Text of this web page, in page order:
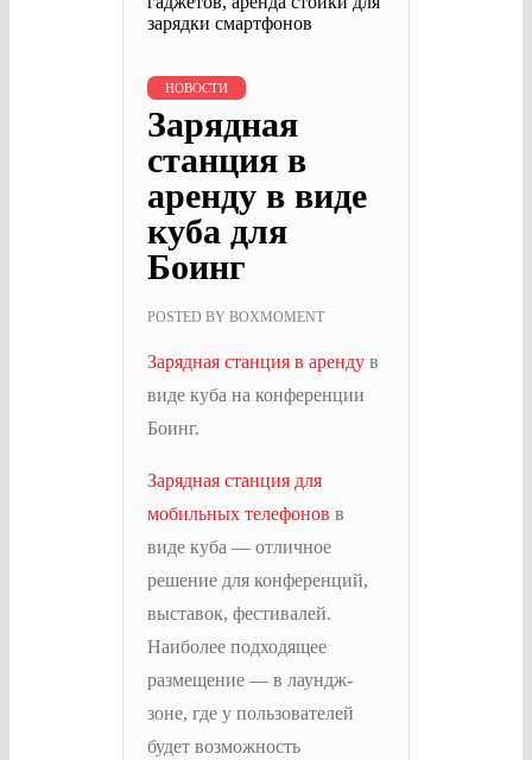
НОВОСТИ
Зарядная
станция в
аренду в виде
куба для
Боинг
POSTED BY BOXMOMENT
Зарядная станция в аренду в
виде куба на конференции
Боинг.
Зарядная станция для
мобильных телефонов в
виде куба — отличное
решение для конференций,
выставок, фестивалей.
Наиболее подходящее
размещение — в лаундж-
зоне, где у пользователей
будет возможность